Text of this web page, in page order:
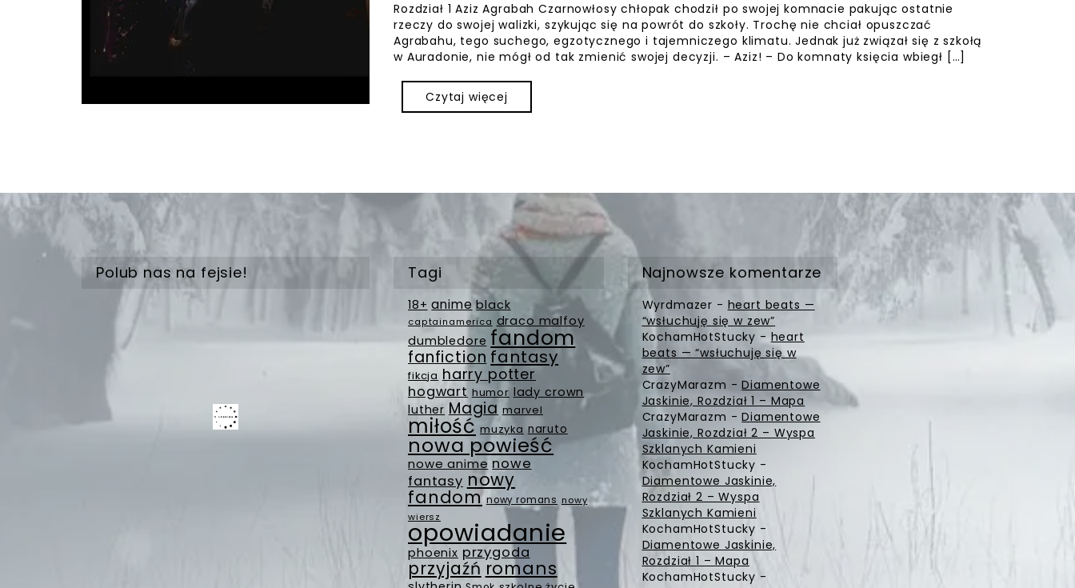
Rozdział 1 Aziz Agrabah Czarnowłosy chłopak chodził po swojej komnacie pakując ostatnie
rzeczy do swojej walizki, szykując się na powrót do szkoły. Trochę nie chciał opuszczać
Agrabahu, tego suchego, egzotycznego i tajemniczego klimatu. Jednak już związał się z szkołą
w Auradonie, nie mógł od tak zmienić swojej decyzji. – Aziz! – Do komnaty księcia wbiegł […]
Czytaj więcej
Polub nas na fejsie! Tagi
18+ anime black
captainamerica draco malfoy
dumbledore fandom
fanfiction fantasy
fikcja harry potter
hogwart humor lady crown
luther Magia marvel
miłość muzyka naruto
nowa powieść
nowe anime nowe
fantasy nowy
fandom nowy romans nowy
wiersz
opowiadanie
phoenix przygoda
przyjaźń romans
Najnowsze komentarze
Wyrdmazer - heart beats —
“wsłuchuję się w zew”
KochamHotStucky - heart
beats — “wsłuchuję się w
zew”
CrazyMarazm -Diamentowe
Jaskinie, Rozdział 1 – Mapa
CrazyMarazm -Diamentowe
Jaskinie, Rozdział 2 – Wyspa
Szklanych Kamieni
KochamHotStucky -
Diamentowe Jaskinie,
Rozdział 2 – Wyspa
Szklanych Kamieni
KochamHotStucky -
Diamentowe Jaskinie,
Rozdział 1 – Mapa
KochamHotStucky -